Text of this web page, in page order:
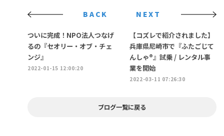
BACK
ついに完成！NPO法人つなげ
るの『セオリー・オブ・チェ
ンジ』
2022-01-15 12:00:20
NEXT
【コズレで紹介されました】
兵庫県尼崎市で『ふたごじて
んしゃ®』試乗 / レンタル事
業を開始
2022-03-11 07:26:30
ブログ一覧に戻る